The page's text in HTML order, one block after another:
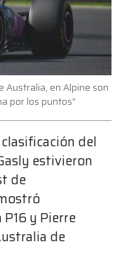
Australia, en Alpine son
por los puntos”
del
estivieron
de
y Pierre
de